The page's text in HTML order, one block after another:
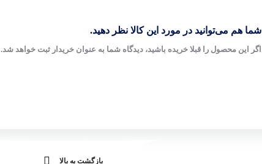
شما هم می‌توانید در مورد این کالا نظر دهید.
اگر این محصول را قبلا خریده باشید، دیدگاه شما به عنوان خریدار ثبت خواهد شد.
بازگشت به بالا